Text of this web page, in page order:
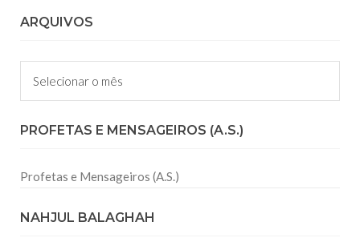
ARQUIVOS
Arquivos
PROFETAS E MENSAGEIROS (A.S.)
Profetas e Mensageiros (A.S.)
NAHJUL BALAGHAH